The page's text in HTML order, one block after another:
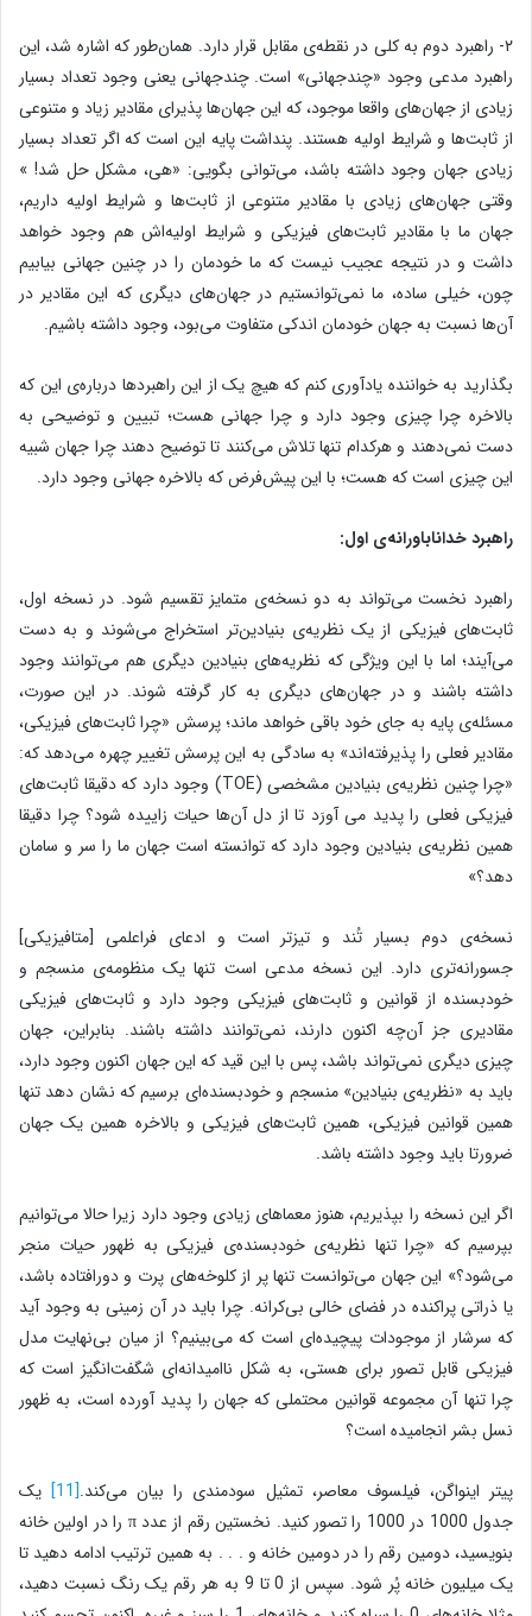
۲- راهبرد دوم به کلی در نقطه‌ی مقابل قرار دارد. همان‌طور که اشاره شد، این
راهبرد مدعی وجود «چندجهانی» است. چندجهانی یعنی وجود تعداد بسیار
زیادی از جهان‌های واقعا موجود، که این جهان‌ها پذیرای مقادیر زیاد و متنوعی
از ثابت‌ها و شرایط اولیه هستند. پنداشت پایه این است که اگر تعداد بسیار
زیادی جهان وجود داشته باشد، می‌توانی بگویی: «هی، مشکل حل شد! »
وقتی جهان‌های زیادی با مقادیر متنوعی از ثابت‌ها و شرایط اولیه داریم،
جهان ما با مقادیر ثابت‌های فیزیکی و شرایط اولیه‌اش هم وجود خواهد
داشت و در نتیجه عجیب نیست که ما خودمان را در چنین جهانی بیابیم
چون، خیلی ساده، ما نمی‌توانستیم در جهان‌های دیگری که این مقادیر در
آن‌ها نسبت به جهان خودمان اندکی متفاوت می‌بود، وجود داشته باشیم.
بگذارید به خواننده یادآوری کنم که هیچ یک از این راهبردها درباره‌ی این که
بالاخره چرا چیزی وجود دارد و چرا جهانی هست؛ تبیین و توضیحی به
دست نمی‌دهند و هرکدام تنها تلاش می‌کنند تا توضیح دهند چرا جهان شبیه
این چیزی است که هست؛ با این پیش‌فرض که بالاخره جهانی وجود دارد.
راهبرد خداناباورانه‌ی اول:
راهبرد نخست می‌تواند به دو نسخه‌ی متمایز تقسیم شود. در نسخه اول،
ثابت‌های فیزیکی از یک نظریه‌ی بنیادین‌تر استخراج می‌شوند و به دست
می‌آیند؛ اما با این ویژگی که نظریه‌های بنیادین دیگری هم می‌توانند وجود
داشته باشند و در جهان‌های دیگری به کار گرفته شوند. در این صورت،
مسئله‌ی پایه به جای خود باقی خواهد ماند؛ پرسش «چرا ثابت‌های فیزیکی،
مقادیر فعلی را پذیرفته‌اند» به سادگی به این پرسش تغییر چهره می‌دهد که:
«چرا چنین نظریه‌ی بنیادین مشخصی (TOE) وجود دارد که دقیقا ثابت‌های
فیزیکی فعلی را پدید می آورَد تا از دل آن‌ها حیات زاییده شود؟‌ چرا دقیقا
همین نظریه‌ی بنیادین وجود دارد که توانسته است جهان ما را سر و سامان
دهد؟»
نسخه‌ی دوم بسیار تُند و تیزتر است و ادعای فراعلمی [متافیزیکی]
جسورانه‌تری دارد. این نسخه مدعی است تنها یک منظومه‌ی منسجم و
خودبسنده از قوانین و ثابت‌های فیزیکی وجود دارد و ثابت‌های فیزیکی
مقادیری جز آن‌چه اکنون دارند، نمی‌توانند داشته باشند. بنابراین، جهان
چیزی دیگری نمی‌تواند باشد، پس با این قید که این جهان اکنون وجود دارد،
باید به «نظریه‌ی بنیادین» منسجم و خودبسنده‌ای برسیم که نشان دهد تنها
همین قوانین فیزیکی، همین ثابت‌های فیزیکی و بالاخره همین یک جهان
ضرورتا باید وجود داشته باشد.
اگر این نسخه را بپذیریم، هنوز معماهای زیادی وجود دارد زیرا حالا می‌توانیم
بپرسیم که «چرا تنها نظریه‌ی خودبسنده‌ی فیزیکی به ظهور حیات منجر
می‌شود؟» این جهان می‌توانست تنها پر از کلوخه‌های پرت و دورافتاده باشد،
یا ذراتی پراکنده در فضای خالی بی‌کرانه. چرا باید در آن زمینی به وجود آید
که سرشار از موجودات پیچیده‌ای است که می‌بینیم؟ از میان بی‌نهایت مدل
فیزیکی قابل تصور برای هستی، به شکل ناامیدانه‌ای شگفت‌انگیز است که
چرا تنها آن مجموعه قوانین محتملی که جهان را پدید آورده است، به ظهور
نسل بشر انجامیده است؟
پیتر ‌اینواگن، فیلسوف معاصر، تمثیل سودمندی را بیان می‌کند.[11]
یک
جدول 1000 در 1000 را تصور کنید. نخستین رقم از عدد π را در اولین خانه
بنویسید، دومین رقم را در دومین خانه و . . . به همین ترتیب ادامه دهید تا
یک میلیون خانه پُر شود. سپس از 0 تا 9 به هر رقم یک رنگ نسبت دهید،